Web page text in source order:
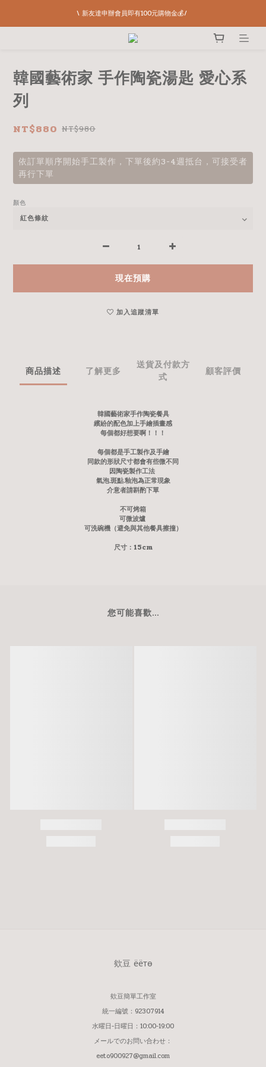
\ 新友達申辦會員即有100元購物金💰/
韓國藝術家 手作陶瓷湯匙 愛心系
列
NT$880 NT$980
依訂單順序開始手工製作，下單後約3-4週抵台，可接受者
再行下單
顏色
現在預購
加入追蹤清單
商品描述 了解更多
送貨及付款方
式
顧客評價
韓國藝術家手作陶瓷餐具
繽紛的配色加上手繪插畫感
每個都好想要啊！！！
每個都是手工製作及手繪
同款的形狀尺寸都會有些微不同
因陶瓷製作工法
氣泡.斑點.釉泡為正常現象
介意者請斟酌下單
不可烤箱
可微波爐
可洗碗機（避免與其他餐具擦撞）
尺寸：15cm
您可能喜歡...
欸豆 ёётѳ
欸豆簡單工作室
統一編號：92307914
水曜日-日曜日：10:00-19:00
メールでのお問い合わせ：
eeto900927@gmail.com